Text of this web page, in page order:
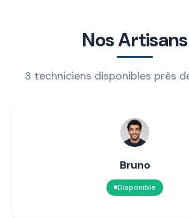
Nos Artisans
3 techniciens disponibles près
Bruno
Disponible